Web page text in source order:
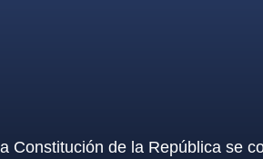
Constitución de la República se